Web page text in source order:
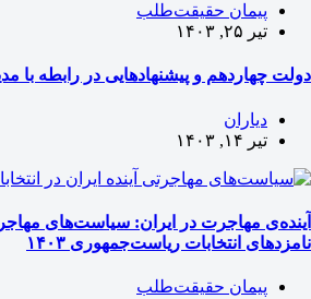
پیمان حقیقت‌طلب
تیر ۲۵, ۱۴۰۳
دولت چهاردهم و پیشنهادهایی در رابطه با
دیاران
تیر ۱۴, ۱۴۰۳
آینده‌ی مهاجرت در ایران: سیاست‌های
نامزدهای انتخابات ریاست‌جمهوری ۱۴۰۳
پیمان حقیقت‌طلب